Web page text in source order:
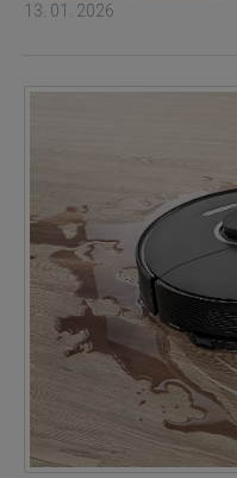
13. 01. 2026